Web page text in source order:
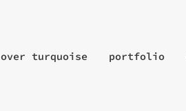
over turquoise portfolio